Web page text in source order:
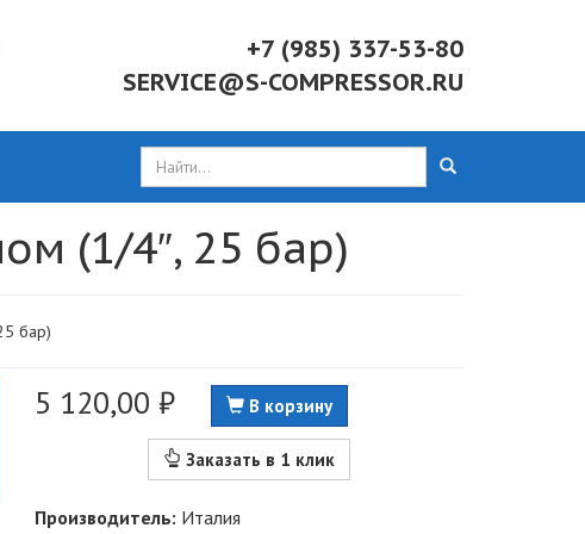
+7 (985) 337-53-80
SERVICE@S-COMPRESSOR.RU
(1/4″, 25 бар)
бар)
5 120,00 ₽ В корзину
Заказать в 1 клик
Производитель: Италия